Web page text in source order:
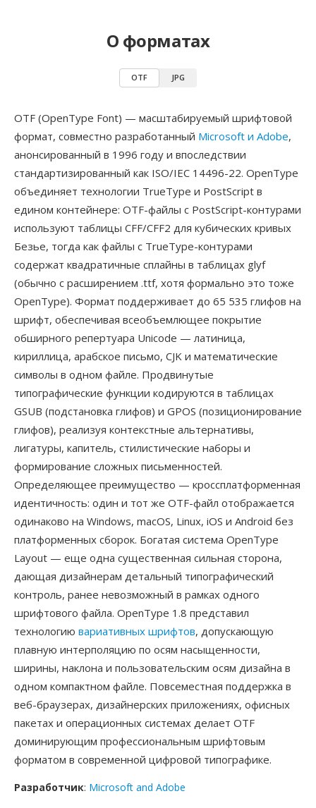
О форматах
OTF JPG
OTF (OpenType Font) — масштабируемый шрифтовой
формат, совместно разработанный Microsoft и Adobe,
анонсированный в 1996 году и впоследствии
стандартизированный как ISO/IEC 14496-22. OpenType
объединяет технологии TrueType и PostScript в
едином контейнере: OTF-файлы с PostScript-контурами
используют таблицы CFF/CFF2 для кубических кривых
Безье, тогда как файлы с TrueType-контурами
содержат квадратичные сплайны в таблицах glyf
(обычно с расширением .ttf, хотя формально это тоже
OpenType). Формат поддерживает до 65 535 глифов на
шрифт, обеспечивая всеобъемлющее покрытие
обширного репертуара Unicode — латиница,
кириллица, арабское письмо, CJK и математические
символы в одном файле. Продвинутые
типографические функции кодируются в таблицах
GSUB (подстановка глифов) и GPOS (позиционирование
глифов), реализуя контекстные альтернативы,
лигатуры, капитель, стилистические наборы и
формирование сложных письменностей.
Определяющее преимущество — кроссплатформенная
идентичность: один и тот же OTF-файл отображается
одинаково на Windows, macOS, Linux, iOS и Android без
платформенных сборок. Богатая система OpenType
Layout — еще одна существенная сильная сторона,
дающая дизайнерам детальный типографический
контроль, ранее невозможный в рамках одного
шрифтового файла. OpenType 1.8 представил
технологию вариативных шрифтов, допускающую
плавную интерполяцию по осям насыщенности,
ширины, наклона и пользовательским осям дизайна в
одном компактном файле. Повсеместная поддержка в
веб-браузерах, дизайнерских приложениях, офисных
пакетах и операционных системах делает OTF
доминирующим профессиональным шрифтовым
форматом в современной цифровой типографике.
Разработчик: Microsoft and Adobe